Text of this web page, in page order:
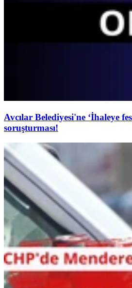
Avcılar Belediyesi'ne ‘İhaleye
soruşturması!